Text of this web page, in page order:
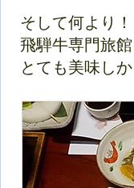
そして何より！
飛騨牛専門旅
とても美味し